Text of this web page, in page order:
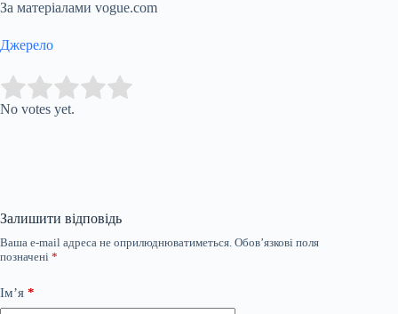
За матеріалами vogue.com
Джерело
Rate this item:
No votes yet.
Залишити відповідь
Ваша e-mail адреса не оприлюднюватиметься. Обов’язкові поля
позначені *
Ім’я *